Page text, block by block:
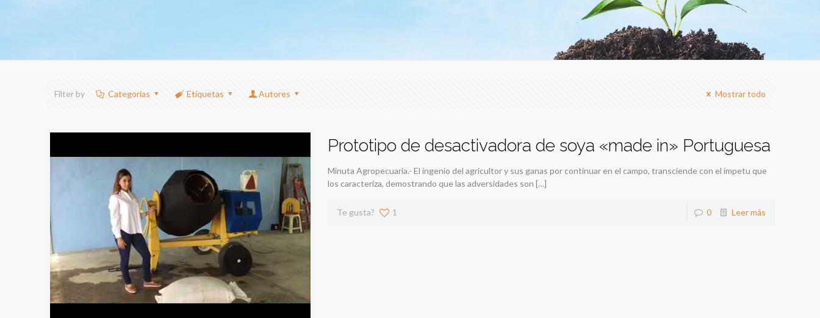
Filter by Categorias Etiquetas Autores Mostrar todo
Prototipo de desactivadora de soya «made in» Portuguesa
Minuta Agropecuaria.- El ingenio del agricultor y sus ganas por continuar en el campo, transciende con el ímpetu que
los caracteriza, demostrando que las adversidades son […]
Te gusta? 1 0 Leer más